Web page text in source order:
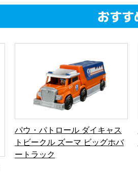
おすす
パウ・パトロール ダイキャス
トビークル ズーマ ビッグホバ
ートラック